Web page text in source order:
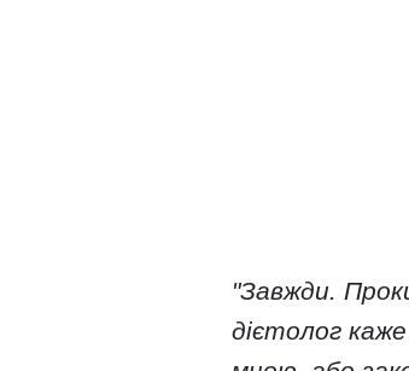
"Завжди.
дієтолог